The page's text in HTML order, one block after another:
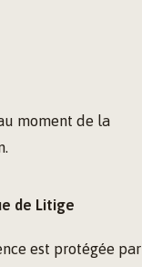
moment de la
de Litige
est protégée par